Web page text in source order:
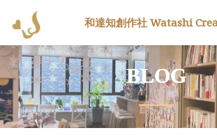
BLOG
和達知創作社 Watashi